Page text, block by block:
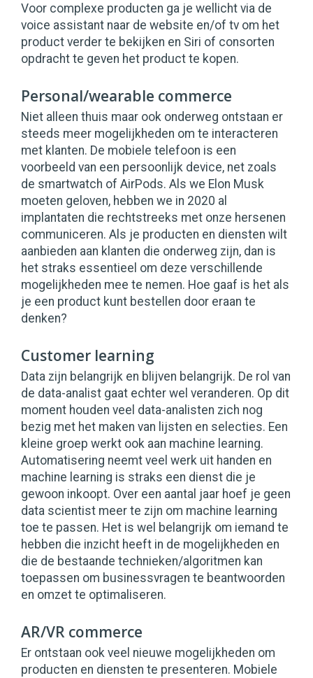
Voor complexe producten ga je wellicht via de
voice assistant naar de website en/of tv om het
product verder te bekijken en Siri of consorten
opdracht te geven het product te kopen.
Personal/wearable commerce
Niet alleen thuis maar ook onderweg ontstaan er
steeds meer mogelijkheden om te interacteren
met klanten. De mobiele telefoon is een
voorbeeld van een persoonlijk device, net zoals
de smartwatch of AirPods. Als we Elon Musk
moeten geloven, hebben we in 2020 al
implantaten die rechtstreeks met onze hersenen
communiceren. Als je producten en diensten wilt
aanbieden aan klanten die onderweg zijn, dan is
het straks essentieel om deze verschillende
mogelijkheden mee te nemen. Hoe gaaf is het als
je een product kunt bestellen door eraan te
denken?
Customer learning
Data zijn belangrijk en blijven belangrijk. De rol van
de data-analist gaat echter wel veranderen. Op dit
moment houden veel data-analisten zich nog
bezig met het maken van lijsten en selecties. Een
kleine groep werkt ook aan machine learning.
Automatisering neemt veel werk uit handen en
machine learning is straks een dienst die je
gewoon inkoopt. Over een aantal jaar hoef je geen
data scientist meer te zijn om machine learning
toe te passen. Het is wel belangrijk om iemand te
hebben die inzicht heeft in de mogelijkheden en
die de bestaande technieken/algoritmen kan
toepassen om businessvragen te beantwoorden
en omzet te optimaliseren.
AR/VR commerce
Er ontstaan ook veel nieuwe mogelijkheden om
producten en diensten te presenteren. Mobiele